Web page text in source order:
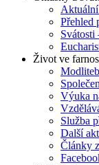
Přehled
Svátosti
Život ve
Výuka
Služba
Další
Články